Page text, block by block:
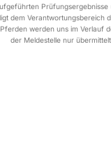
dem Verantwortungsbereich
werden uns im Verlauf
der Meldestelle nur übermittelt.